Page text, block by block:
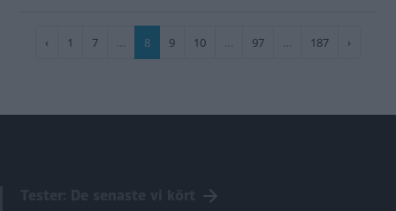
Paginering
Föregående
‹ Sida
1 Sida
7 …
Nuvarande
8 Sida
9 Sida
10 … Sida
97 … Sida
187
Nästa
›